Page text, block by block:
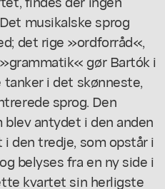
musikalske sprog
det rige »ordforråd«,
gør Bartók i
i det skønneste,
sprog. Den
antydet i den anden
den tredje, som opstår i
belyses fra en ny side i
kvartet sin herligste